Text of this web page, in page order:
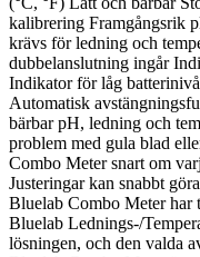
kalibrering Framgångsrik
krävs för ledning och
dubbelanslutning ingår
Indikator för låg
Automatisk
bärbar pH, ledning och
problem med gula blad
Combo Meter snart om
Justeringar kan snabbt
Bluelab Combo Meter har
Bluelab Lednings-/
lösningen, och den valda